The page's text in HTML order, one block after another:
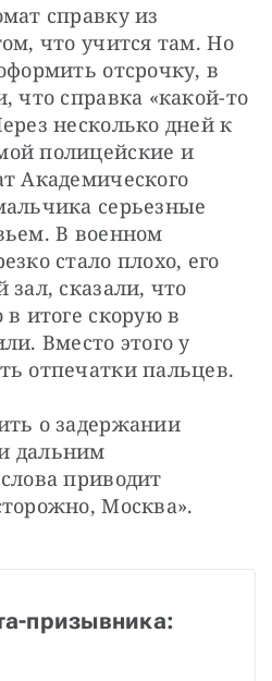
справку из
что учится там. Но
отсрочку, в
что справка «какой-то
несколько дней к
полицейские и
Академического
серьезные
В военном
стало плохо, его
сказали, что
итоге скорую в
Вместо этого у
отпечатки пальцев.
о задержании
дальним
приводит
Москва».
призывника: